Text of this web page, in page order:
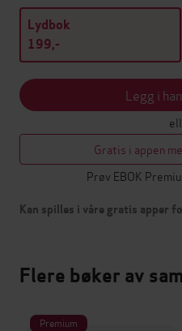
Lydbok
199,-
Legg i
Gratis i appen
Prøv EBOK
Kan spilles i våre gratis apper
Flere bøker av
Premium